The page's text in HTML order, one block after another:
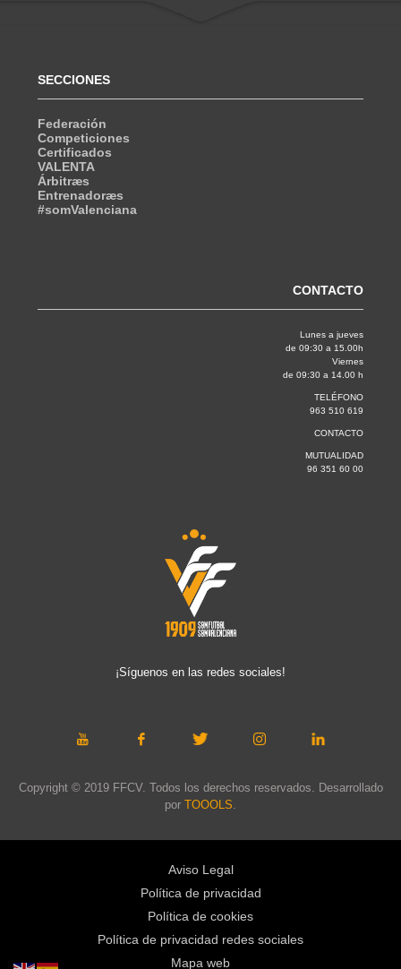
SECCIONES
Federación
Competiciones
Certificados
VALENTA
Árbitræs
Entrenadoræs
#somValenciana
CONTACTO
Lunes a jueves
de 09:30 a 15.00h
Viernes
de 09:30 a 14.00 h
TELÉFONO
963 510 619
CONTACTO
MUTUALIDAD
96 351 60 00
¡Síguenos en las redes sociales!
Copyright © 2019 FFCV. Todos los derechos reservados. Desarrollado
por TOOOLS.
Aviso Legal
Política de privacidad
Política de cookies
Política de privacidad redes sociales
Mapa web